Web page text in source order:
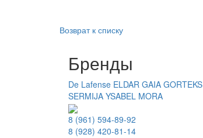
Возврат к списку
Бренды
De Lafense ELDAR GAIA GORTEKS
SERMIJA YSABEL MORA
8 (961) 594-89-92
8 (928) 420-81-14